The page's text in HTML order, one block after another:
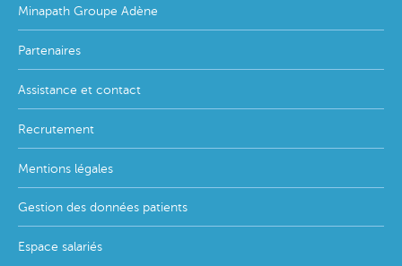
Minapath Groupe Adène
Partenaires
Assistance et contact
Recrutement
Mentions légales
Gestion des données patients
Espace salariés